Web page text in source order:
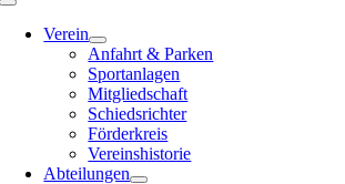
Toggle
NavigationVerein
Anfahrt & Parken
Sportanlagen
Mitgliedschaft
Schiedsrichter
Förderkreis
Vereinshistorie
Abteilungen